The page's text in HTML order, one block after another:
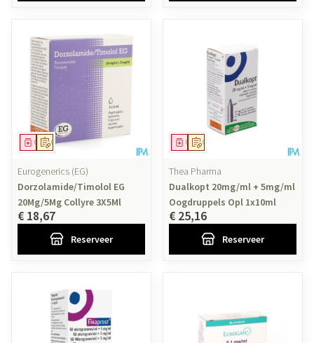
Op voorschrift
Geneesmiddel
Eurogenerics (EG)
Dorzolamide/Timolol EG
20Mg/5Mg Collyre 3X5Ml
€ 18,67
Reserveer
Op voorschrift
Geneesmiddel
Thea Pharma
Dualkopt 20mg/ml + 5mg/ml
Oogdruppels Opl 1x10ml
€ 25,16
Reserveer